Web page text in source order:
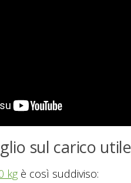
sul carico utile
kg è così suddiviso: